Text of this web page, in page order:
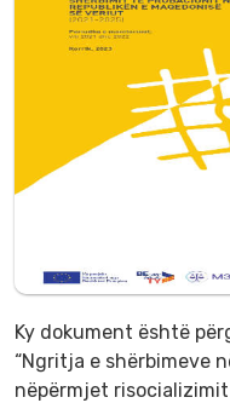
Ky dokument është
“Ngritja e shërbimeve
nëpërmjet